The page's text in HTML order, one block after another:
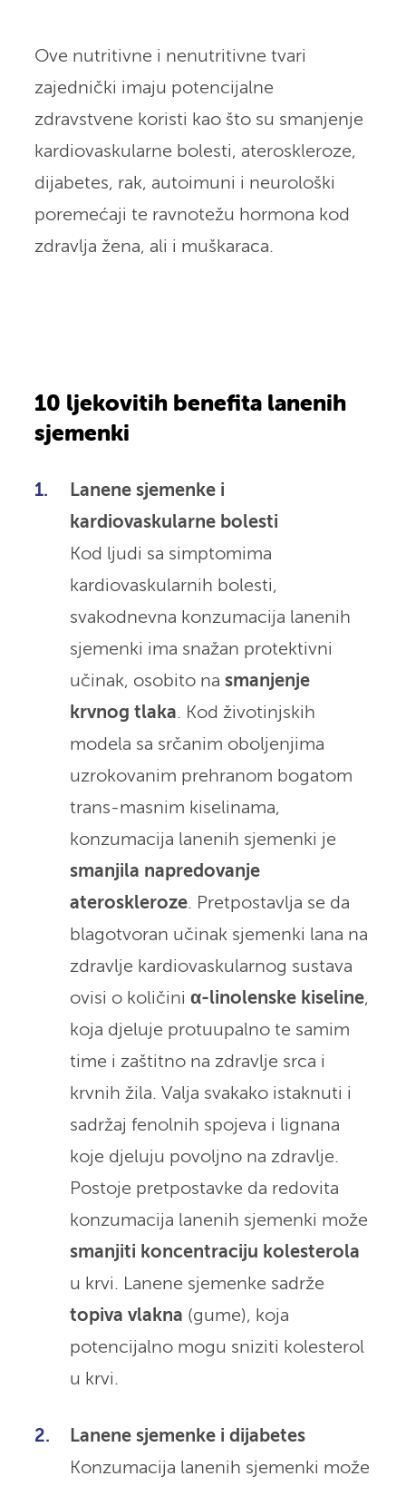
Ove nutritivne i nenutritivne tvari
zajednički imaju potencijalne
zdravstvene koristi kao što su smanjenje
kardiovaskularne bolesti, ateroskleroze,
dijabetes, rak, autoimuni i neurološki
poremećaji te ravnotežu hormona kod
zdravlja žena, ali i muškaraca.
10 ljekovitih benefita lanenih
sjemenki
Lanene sjemenke i
kardiovaskularne bolesti
Kod ljudi sa simptomima
kardiovaskularnih bolesti,
svakodnevna konzumacija lanenih
sjemenki ima snažan protektivni
učinak, osobito na smanjenje
krvnog tlaka. Kod životinjskih
modela sa srčanim oboljenjima
uzrokovanim prehranom bogatom
trans-masnim kiselinama,
konzumacija lanenih sjemenki je
smanjila napredovanje
ateroskleroze. Pretpostavlja se da
blagotvoran učinak sjemenki lana na
zdravlje kardiovaskularnog sustava
ovisi o količini α-linolenske kiseline,
koja djeluje protuupalno te samim
time i zaštitno na zdravlje srca i
krvnih žila. Valja svakako istaknuti i
sadržaj fenolnih spojeva i lignana
koje djeluju povoljno na zdravlje.
Postoje pretpostavke da redovita
konzumacija lanenih sjemenki može
smanjiti koncentraciju kolesterola
u krvi. Lanene sjemenke sadrže
topiva vlakna (gume), koja
potencijalno mogu sniziti kolesterol
u krvi.
Lanene sjemenke i dijabetes
Konzumacija lanenih sjemenki može